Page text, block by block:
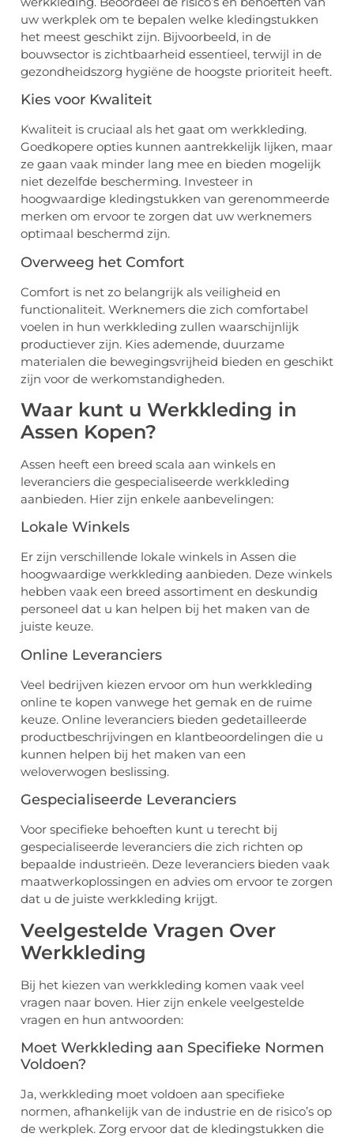
uw werkplek om te bepalen welke kledingstukken
het meest geschikt zijn. Bijvoorbeeld, in de
bouwsector is zichtbaarheid essentieel, terwijl in de
gezondheidszorg hygiëne de hoogste prioriteit heeft.
Kies voor Kwaliteit
Kwaliteit is cruciaal als het gaat om werkkleding.
Goedkopere opties kunnen aantrekkelijk lijken, maar
ze gaan vaak minder lang mee en bieden mogelijk
niet dezelfde bescherming. Investeer in
hoogwaardige kledingstukken van gerenommeerde
merken om ervoor te zorgen dat uw werknemers
optimaal beschermd zijn.
Overweeg het Comfort
Comfort is net zo belangrijk als veiligheid en
functionaliteit. Werknemers die zich comfortabel
voelen in hun werkkleding zullen waarschijnlijk
productiever zijn. Kies ademende, duurzame
materialen die bewegingsvrijheid bieden en geschikt
zijn voor de werkomstandigheden.
Waar kunt u Werkkleding in
Assen Kopen?
Assen heeft een breed scala aan winkels en
leveranciers die gespecialiseerde werkkleding
aanbieden. Hier zijn enkele aanbevelingen:
Lokale Winkels
Er zijn verschillende lokale winkels in Assen die
hoogwaardige werkkleding aanbieden. Deze winkels
hebben vaak een breed assortiment en deskundig
personeel dat u kan helpen bij het maken van de
juiste keuze.
Online Leveranciers
Veel bedrijven kiezen ervoor om hun werkkleding
online te kopen vanwege het gemak en de ruime
keuze. Online leveranciers bieden gedetailleerde
productbeschrijvingen en klantbeoordelingen die u
kunnen helpen bij het maken van een
weloverwogen beslissing.
Gespecialiseerde Leveranciers
Voor specifieke behoeften kunt u terecht bij
gespecialiseerde leveranciers die zich richten op
bepaalde industrieën. Deze leveranciers bieden vaak
maatwerkoplossingen en advies om ervoor te zorgen
dat u de juiste werkkleding krijgt.
Veelgestelde Vragen Over
Werkkleding
Bij het kiezen van werkkleding komen vaak veel
vragen naar boven. Hier zijn enkele veelgestelde
vragen en hun antwoorden:
Moet Werkkleding aan Specifieke Normen
Voldoen?
Ja, werkkleding moet voldoen aan specifieke
normen, afhankelijk van de industrie en de risico’s op
de werkplek. Zorg ervoor dat de kledingstukken die